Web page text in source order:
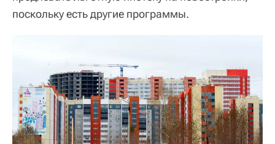
поскольку есть другие программы.